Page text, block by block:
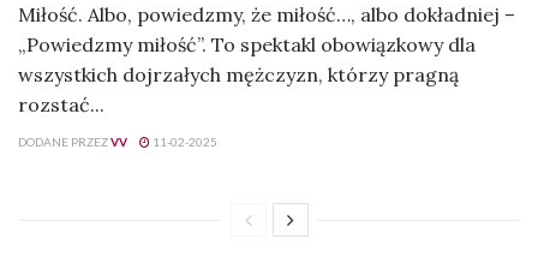
Miłość. Albo, powiedzmy, że miłość…, albo dokładniej –
„Powiedzmy miłość”. To spektakl obowiązkowy dla
wszystkich dojrzałych mężczyzn, którzy pragną
rozstać...
DODANE PRZEZVV 11-02-2025